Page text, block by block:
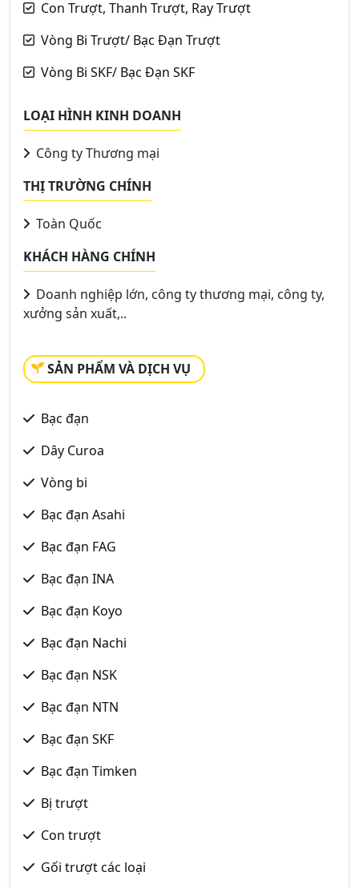
Con Trượt, Thanh Trượt, Ray Trượt
Vòng Bi Trượt/ Bạc Đạn Trượt
Vòng Bi SKF/ Bạc Đạn SKF
LOẠI HÌNH KINH DOANH
Công ty Thương mại
THỊ TRƯỜNG CHÍNH
Toàn Quốc
KHÁCH HÀNG CHÍNH
Doanh nghiệp lớn, công ty thương mại, công ty,
xưởng sản xuất,..
SẢN PHẨM VÀ DỊCH VỤ
Bạc đạn
Dây Curoa
Vòng bi
Bạc đạn Asahi
Bạc đạn FAG
Bạc đạn INA
Bạc đạn Koyo
Bạc đạn Nachi
Bạc đạn NSK
Bạc đạn NTN
Bạc đạn SKF
Bạc đạn Timken
Bị trượt
Con trượt
Gối trượt các loại